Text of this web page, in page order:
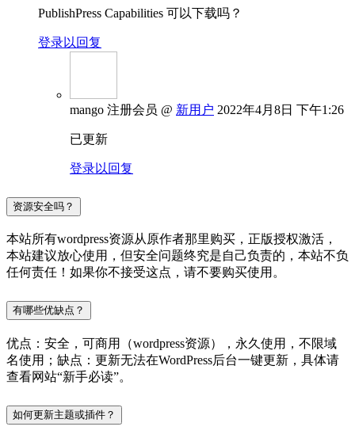
PublishPress Capabilities 可以下载吗？
登录以回复
mango 注册会员 @ 新用户 2022年4月8日 下午1:26
已更新
登录以回复
资源安全吗？
本站所有wordpress资源从原作者那里购买，正版授权激活，
本站建议放心使用，但安全问题终究是自己负责的，本站不负
任何责任！如果你不接受这点，请不要购买使用。
有哪些优缺点？
优点：安全，可商用（wordpress资源），永久使用，不限域
名使用；缺点：更新无法在WordPress后台一键更新，具体请
查看网站“新手必读”。
如何更新主题或插件？